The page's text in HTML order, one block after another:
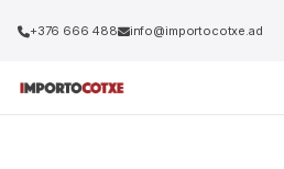
+376 666 488 info@importocotxe.ad